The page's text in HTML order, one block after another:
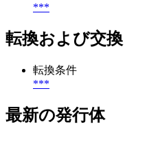
***
転換および交換
転換条件
***
最新の発行体